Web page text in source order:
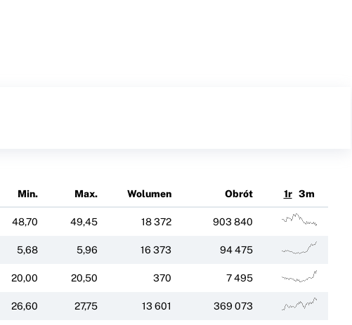
Min. Max. Wolumen Obrót 1r 3m
48,70 49,45 18 372 903 840
5,68 5,96 16 373 94 475
20,00 20,50 370 7 495
26,60 27,75 13 601 369 073